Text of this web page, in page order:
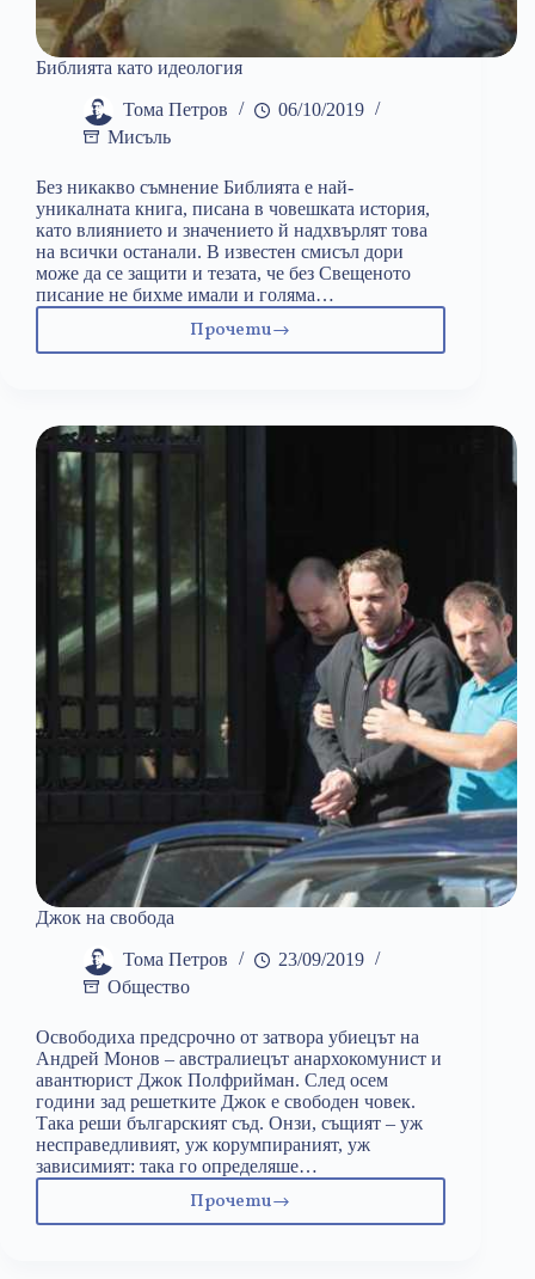
Библията като идеология
Тома Петров
06/10/2019
Мисъль
Без никакво съмнение Библията е най-
уникалната книга, писана в човешката история,
като влиянието и значението й надхвърлят това
на всички останали. В известен смисъл дори
може да се защити и тезата, че без Свещеното
писание не бихме имали и голяма…
ПрочетиБиблията
Джок на свобода
Тома Петров
23/09/2019
Общество
Освободиха предсрочно от затвора убиецът на
Андрей Монов – австралиецът анархокомунист и
авантюрист Джок Полфрийман. След осем
години зад решетките Джок е свободен човек.
Така реши българският съд. Онзи, същият – уж
несправедливият, уж корумпираният, уж
зависимият: така го определяше…
Прочети
Джок